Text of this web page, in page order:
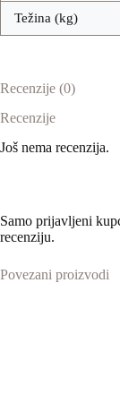
Težina (kg)
Recenzije (0)
Recenzije
Još nema recenzija.
Samo prijavljeni
recenziju.
Povezani proizvodi